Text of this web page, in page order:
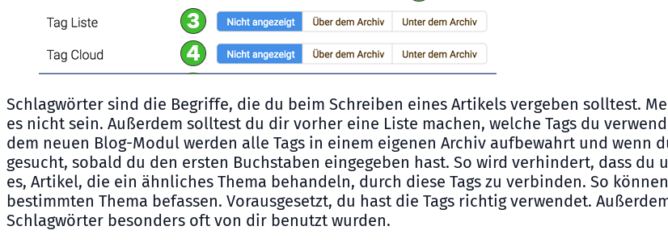
Schlagwörter sind die Begriffe, die du beim Schreiben eines Artikels vergeben solltest.
es nicht sein. Außerdem solltest du dir vorher eine Liste machen, welche Tags du
dem neuen Blog-Modul werden alle Tags in einem eigenen Archiv aufbewahrt und wenn
gesucht, sobald du den ersten Buchstaben eingegeben hast. So wird verhindert, dass du
es, Artikel, die ein ähnliches Thema behandeln, durch diese Tags zu verbinden. So
bestimmten Thema befassen. Vorausgesetzt, du hast die Tags richtig verwendet.
Schlagwörter besonders oft von dir benutzt wurden.